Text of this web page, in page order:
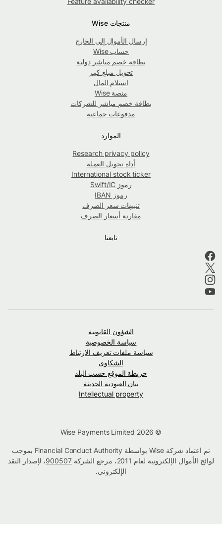
منتجات Wise
إرسال الأموال إلى الخارج
حساب Wise
بطاقة خصم مباشر دولية
تحويل مبلغ كبير
استلام المال
منصة Wise
بطاقة خصم مباشر للشركات
مدفوعات جماعية
الموارد
Research privacy policy
أداة تحويل العملة
International stock ticker
رموز Swift/IC
رموز IBAN
تنبيهات سعر الصرف
مقارنة أسعار الصرف
تابعنا
الشؤون القانونية
سياسة الخصوصية
سياسة ملفات تعريف الارتباط
الشكاوى
خريطة الموقع حسب البلد
بيان العبودية الحديثة
Intellectual property
تم اعتماد شركة Wise بواسطة Financial Conduct Authority بموجب
لوائح الأموال الإلكترونية لعام 2011، مرجع الشركة
900507، لإصدار النقد
الإلكتروني.